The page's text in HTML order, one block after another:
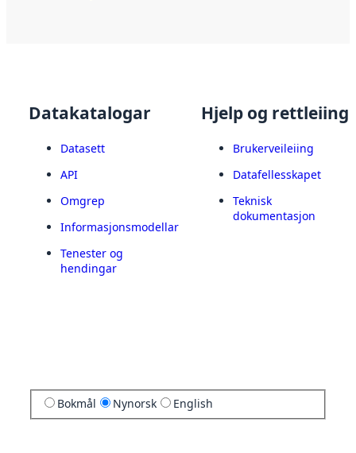
Datakatalogar
Datasett
API
Omgrep
Informasjonsmodellar
Tenester og
hendingar
Hjelp og rettleiing
Brukerveileiing
Datafellesskapet
Teknisk
dokumentasjon
Bokmål Nynorsk English